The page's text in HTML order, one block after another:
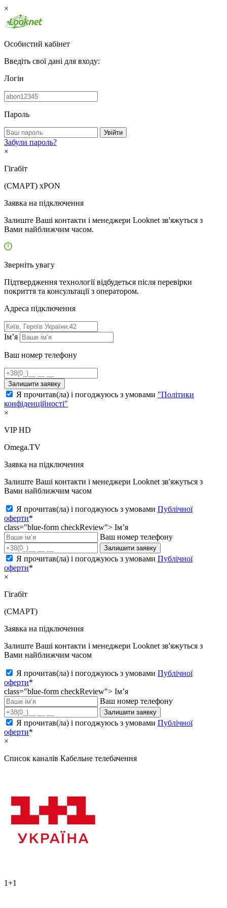
×
Особистий кабінет
Введіть свої дані для входу:
Логін
Пароль
Увійти
Забули пароль?
×
Гігабіт
(СМАРТ) xPON
Заявка на підключення
Залиште Ваші контакти і менеджери Looknet зв'яжуться з
Вами найближчим часом.
Зверніть увагу
Підтвердження технології відбудеться після перевірки
покриття та консультації з оператором.
Адресa підключення
Ім’я
Ваш номер телефону
Залишити заявку
Я прочитав(ла) і погоджуюсь з умовами "Політики
конфіденційності"
×
VIP HD
Omega.TV
Заявка на підключення
Залиште Ваші контакти і менеджери Looknet зв'яжуться з
Вами найближчим часом
Я прочитав(ла) і погоджуюсь з умовами Публічної
оферти*
class="blue-form checkReview"> Ім’я
Ваш номер телефону
Залишити заявку
Я прочитав(ла) і погоджуюсь з умовами Публічної
оферти*
×
Гігабіт
(СМАРТ)
Заявка на підключення
Залиште Ваші контакти і менеджери Looknet зв'яжуться з
Вами найближчим часом
Я прочитав(ла) і погоджуюсь з умовами Публічної
оферти*
class="blue-form checkReview"> Ім’я
Ваш номер телефону
Залишити заявку
Я прочитав(ла) і погоджуюсь з умовами Публічної
оферти*
×
Список каналів Кабельне телебачення
1+1